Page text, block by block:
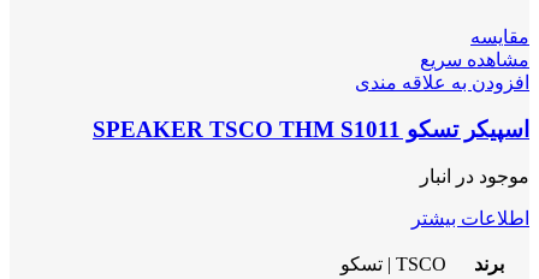
مقایسه
مشاهده سریع
افزودن به علاقه مندی
اسپیکر تسکو SPEAKER TSCO THM S1011
موجود در انبار
اطلاعات بیشتر
برند TSCO | تسکو